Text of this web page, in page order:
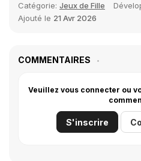
Catégorie: Jeux de Fille
Ajouté le 21 Avr 2026
COMMENTAIRES
Veuillez vous connecter ou
S'inscrire